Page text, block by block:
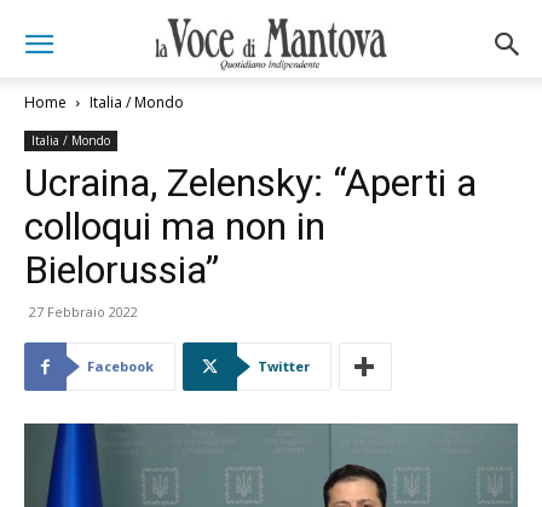
Home Italia / Mondo
Italia / Mondo
Ucraina, Zelensky: “Aperti a
colloqui ma non in
Bielorussia”
27 Febbraio 2022
Facebook Twitter